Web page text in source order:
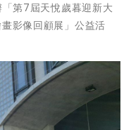
第7屆天悅歲暮迎新大
影像回顧展」公益活